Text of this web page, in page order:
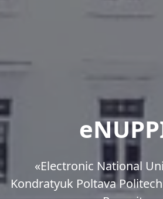
«Еlectronic National
Kondratyuk Poltava